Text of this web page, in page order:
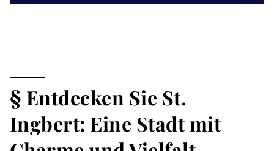
§ Entdecken Sie St.
Ingbert: Eine Stadt mit